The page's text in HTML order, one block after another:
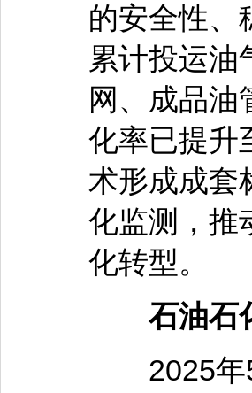
的安全性、
累计投运油
网、成品油
化率已提升
术形成成套
化监测，推
化转型。
石油石化
2025年5